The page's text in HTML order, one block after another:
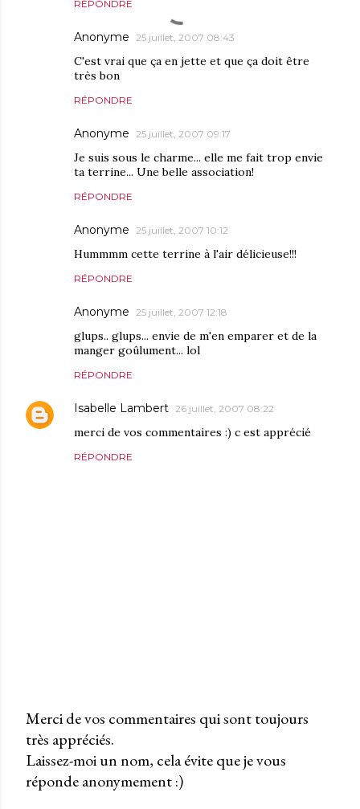
RÉPONDRE
Anonyme 25 juillet, 2007 08:43
C'est vrai que ça en jette et que ça doit être
très bon
RÉPONDRE
Anonyme 25 juillet, 2007 09:17
Je suis sous le charme... elle me fait trop envie
ta terrine... Une belle association!
RÉPONDRE
Anonyme 25 juillet, 2007 10:12
Hummmm cette terrine à l'air délicieuse!!!
RÉPONDRE
Anonyme 25 juillet, 2007 12:18
glups.. glups... envie de m'en emparer et de la
manger goûlument... lol
RÉPONDRE
Isabelle Lambert 26 juillet, 2007 08:22
merci de vos commentaires :) c est apprécié
RÉPONDRE
P
u
b
Merci de vos commentaires qui sont toujours
très appréciés.
Laissez-moi un nom, cela évite que je vous
réponde anonymement :)